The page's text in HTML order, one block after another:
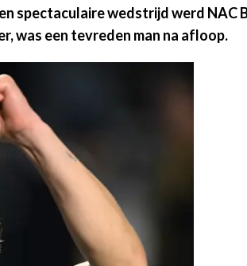
spectaculaire wedstrijd werd NAC
was een tevreden man na afloop.